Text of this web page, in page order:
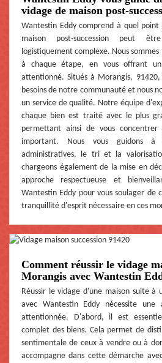
vidage de maison post-
Wantestin Eddy comprend à quel point
maison post-succession peut
logistiquement complexe. Nous
à chaque étape, en vous offrant
attentionné. Situés à Morangis, 91420,
besoins de notre communauté et nous
un service de qualité. Notre équipe
chaque bien est traité avec le plus
permettant ainsi de vous
important. Nous vous guidons à
administratives, le tri et la
chargeons également de la mise en
approche respectueuse et
Wantestin Eddy pour vous soulager de
tranquillité d'esprit nécessaire en ces
Comment réussir le vidage
Morangis avec Wantestin
Réussir le vidage d'une maison suite à
avec Wantestin Eddy nécessite une
attentionnée. D'abord, il est
complet des biens. Cela permet de
sentimentale de ceux à vendre ou à
accompagne dans cette démarche